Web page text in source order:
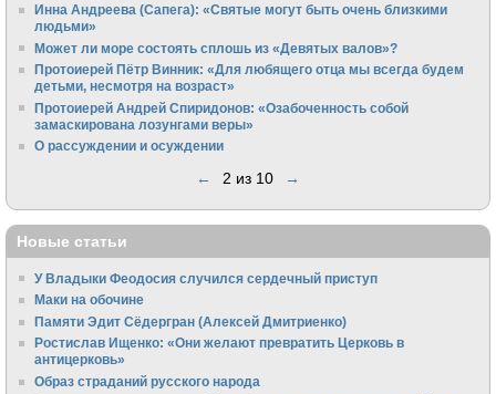
Инна Андреева (Сапега): «Святые могут быть очень близкими
людьми»
Может ли море состоять сплошь из «Девятых валов»?
Протоиерей Пётр Винник: «Для любящего отца мы всегда будем
детьми, несмотря на возраст»
Протоиерей Андрей Спиридонов: «Озабоченность собой
замаскирована лозунгами веры»
О рассуждении и осуждении
← 2 из 10 →
Новые статьи
У Владыки Феодосия случился сердечный приступ
Маки на обочине
Памяти Эдит Сёдергран (Алексей Дмитриенко)
Ростислав Ищенко: «Они желают превратить Церковь в
антицерковь»
Образ страданий русского народа